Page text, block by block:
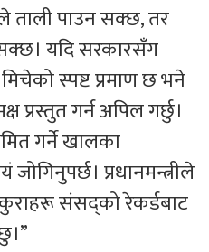
ताली पाउन सक्छ, तर
सक्छ। यदि सरकारसँग
स्पष्ट प्रमाण छ भने
गर्न अपिल गर्छु।
गर्ने खालका
प्रधानमन्त्रीले
संसद्को रेकर्डबाट